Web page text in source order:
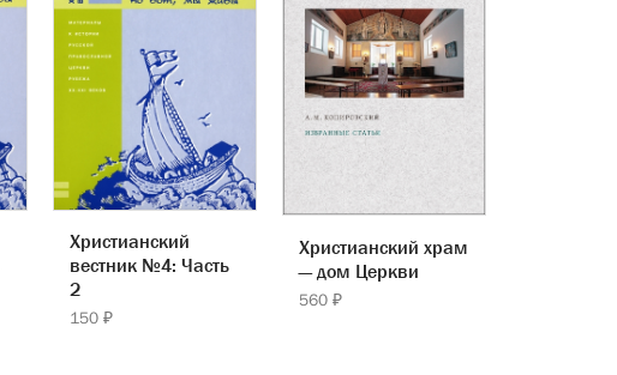
Христианский
вестник №4: Часть
2
150 ₽
Христианский храм
— дом Церкви
560 ₽